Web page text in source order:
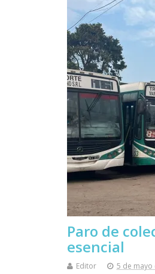
Paro de
esencial
Editor 5 de mayo